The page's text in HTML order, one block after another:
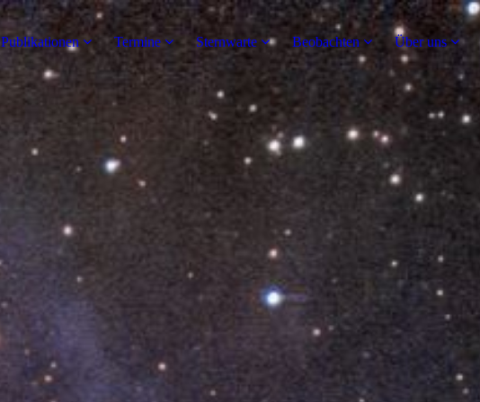
Publikationen Termine Sternwarte Beobachten Über uns